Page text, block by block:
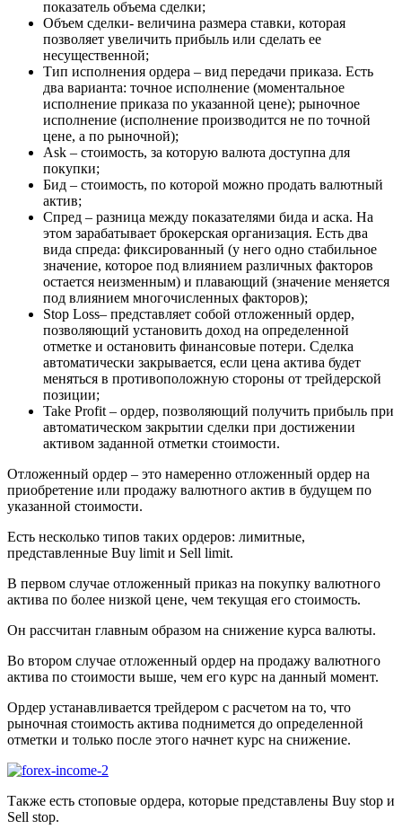
показатель объема сделки;
Объем сделки- величина размера ставки, которая
позволяет увеличить прибыль или сделать ее
несущественной;
Тип исполнения ордера – вид передачи приказа. Есть
два варианта: точное исполнение (моментальное
исполнение приказа по указанной цене); рыночное
исполнение (исполнение производится не по точной
цене, а по рыночной);
Ask – стоимость, за которую валюта доступна для
покупки;
Бид – стоимость, по которой можно продать валютный
актив;
Спред – разница между показателями бида и аска. На
этом зарабатывает брокерская организация. Есть два
вида спреда: фиксированный (у него одно стабильное
значение, которое под влиянием различных факторов
остается неизменным) и плавающий (значение меняется
под влиянием многочисленных факторов);
Stop Loss– представляет собой отложенный ордер,
позволяющий установить доход на определенной
отметке и остановить финансовые потери. Сделка
автоматически закрывается, если цена актива будет
меняться в противоположную стороны от трейдерской
позиции;
Take Profit – ордер, позволяющий получить прибыль при
автоматическом закрытии сделки при достижении
активом заданной отметки стоимости.
Отложенный ордер – это намеренно отложенный ордер на
приобретение или продажу валютного актив в будущем по
указанной стоимости.
Есть несколько типов таких ордеров: лимитные,
представленные Buy limit и Sell limit.
В первом случае отложенный приказ на покупку валютного
актива по более низкой цене, чем текущая его стоимость.
Он рассчитан главным образом на снижение курса валюты.
Во втором случае отложенный ордер на продажу валютного
актива по стоимости выше, чем его курс на данный момент.
Ордер устанавливается трейдером с расчетом на то, что
рыночная стоимость актива поднимется до определенной
отметки и только после этого начнет курс на снижение.
Также есть стоповые ордера, которые представлены Buy stop и
Sell stop.